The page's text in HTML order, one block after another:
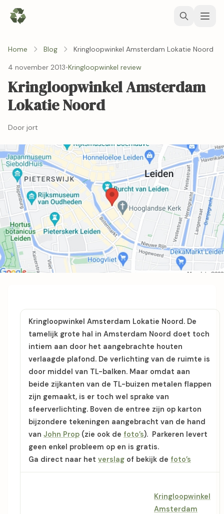
Home Blog
Kringloopwinkel Amsterdam Lokatie Noord
4 november 2013•Kringloopwinkel review
Kringloopwinkel Amsterdam
Lokatie Noord
Door jort
Kringloopwinkel Amsterdam Lokatie Noord. De
tamelijk grote hal in Amsterdam Noord doet toch
intiem aan door het aangebrachte houten
verlaagde plafond. De verlichting van de ruimte is
door middel van TL-balken. Maar omdat aan
beide zijkanten van de TL-buizen metalen flappen
zijn gemaakt, is er toch wel sprake van
sfeerverlichting. Boven de entree zijn op karton
bijzondere tekeningen aangebracht van de hand
van John Prop (zie ook de foto’s). Parkeren levert
geen enkel probleem op en is gratis.
Ga direct naar het verslag of bekijk de foto’s
Kringloopwinkel
Amsterdam